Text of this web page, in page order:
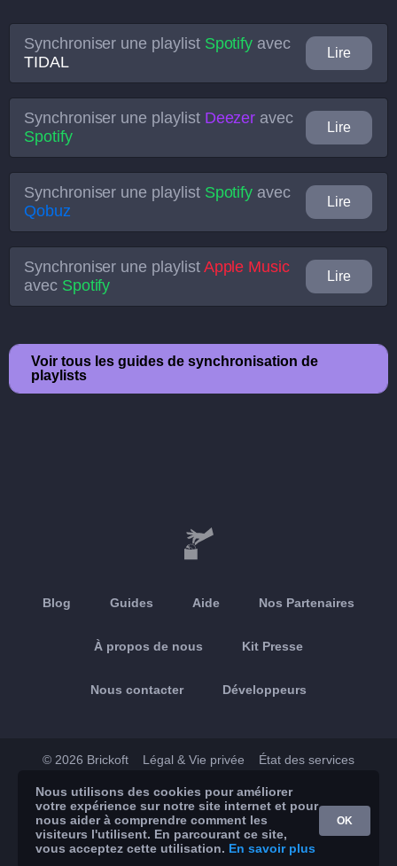
Synchroniser une playlist Spotify avec
TIDAL
Lire
Synchroniser une playlist Deezer avec
Spotify
Lire
Synchroniser une playlist Spotify avec
Qobuz
Lire
Synchroniser une playlist Apple Music
avec Spotify
Lire
Voir tous les guides de synchronisation de
playlists
Blog Guides Aide Nos Partenaires
À propos de nous Kit Presse
Nous contacter Développeurs
© 2026 Brickoft Légal & Vie privée État des services
App Store Google Play
Nous utilisons des cookies pour améliorer
votre expérience sur notre site internet et pour
nous aider à comprendre comment les
visiteurs l'utilisent. En parcourant ce site,
vous acceptez cette utilisation. En savoir plus
OK